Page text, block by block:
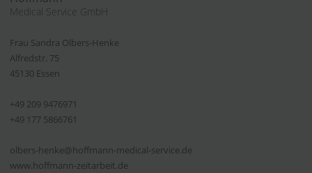
Medical Service GmbH
Frau Sandra Olbers-Henke
Alfredstr. 75
45130 Essen
+49 209 9476971
+49 177 5866761
olbers-henke@hoffmann-medical-service.de
www.hoffmann-zeitarbeit.de